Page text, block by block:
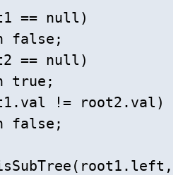
== null)
false;
== null)
true;
!= root2.val)
false;